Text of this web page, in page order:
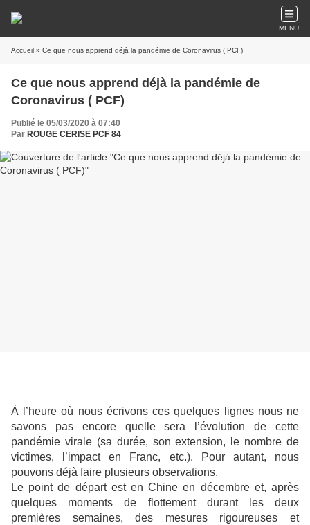
MENU
Accueil » Ce que nous apprend déjà la pandémie de Coronavirus ( PCF)
Ce que nous apprend déjà la pandémie de
Coronavirus ( PCF)
Publié le 05/03/2020 à 07:40
Par ROUGE CERISE PCF 84
À l’heure où nous écrivons ces quelques lignes nous ne
savons pas encore quelle sera l’évolution de cette
pandémie virale (sa durée, son extension, le nombre de
victimes, l’impact en Franc, etc.). Pour autant, nous
pouvons déjà faire plusieurs observations.
Le point de départ est en Chine en décembre et, après
quelques moments de flottement durant les deux
premières semaines, des mesures rigoureuses et